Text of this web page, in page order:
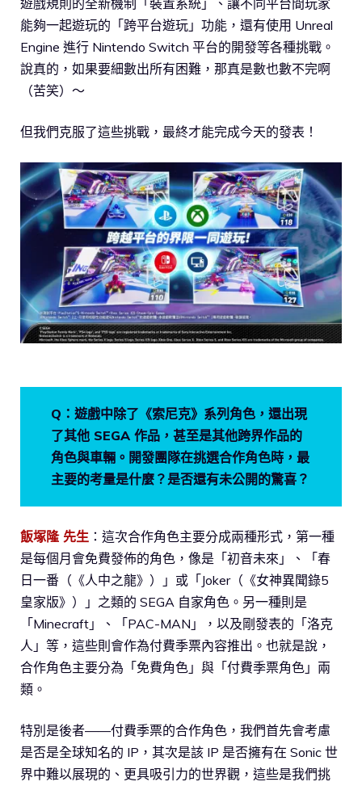
能夠一起遊玩的「跨平台遊玩」功能，還有使用 Unreal
Engine 進行 Nintendo Switch 平台的開發等各種挑戰。
說真的，如果要細數出所有困難，那真是數也數不完啊
（苦笑）～
但我們克服了這些挑戰，最終才能完成今天的發表！
Q：遊戲中除了《索尼克》系列角色，還出現
了其他 SEGA 作品，甚至是其他跨界作品的
角色與車輛。開發團隊在挑選合作角色時，最
主要的考量是什麼？是否還有未公開的驚喜？
飯塚隆 先生 ：這次合作角色主要分成兩種形式，第一種
是每個月會免費發佈的角色，像是「初音未來」、「春
日一番（《人中之龍》）」或「Joker（《女神異聞錄5
皇家版》）」之類的 SEGA 自家角色。另一種則是
「Minecraft」、「PAC-MAN」，以及剛發表的「洛克
人」等，這些則會作為付費季票內容推出。也就是說，
合作角色主要分為「免費角色」與「付費季票角色」兩
類。
特別是後者——付費季票的合作角色，我們首先會考慮
是否是全球知名的 IP，其次是該 IP 是否擁有在 Sonic 世
界中難以展現的、更具吸引力的世界觀，這些是我們挑